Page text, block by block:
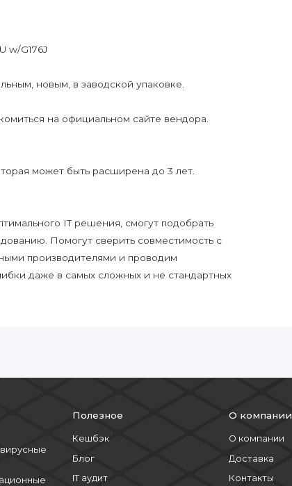
w/G176J
новым, в заводской упаковке.
на официальном сайте вендора.
может быть расширена до 3 лет.
IT решения, смогут подобрать
Помогут сверить совместимость с
производителями и проводим
даже в самых сложных и не стандартных
Полезное
Кешбэк
Блог
IT аудит
О компании
О компании
Доставка
Контакты